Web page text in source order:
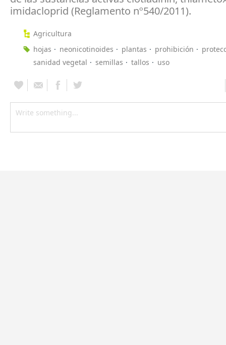
imidacloprid (Reglamento nº540/2011).
Agricultura
hojas
neonicotinoides plantas prohibición
sanidad vegetal
semillas tallos uso